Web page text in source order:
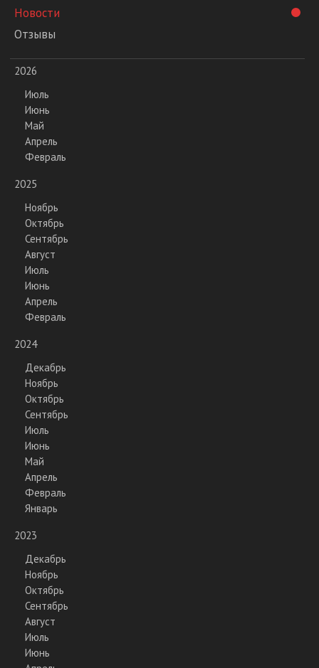
Новости
Отзывы
2026
Июль
Июнь
Май
Апрель
Февраль
2025
Ноябрь
Октябрь
Сентябрь
Август
Июль
Июнь
Апрель
Февраль
2024
Декабрь
Ноябрь
Октябрь
Сентябрь
Июль
Июнь
Май
Апрель
Февраль
Январь
2023
Декабрь
Ноябрь
Октябрь
Сентябрь
Август
Июль
Июнь